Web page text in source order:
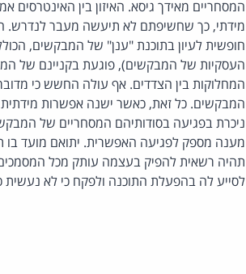
המסחריים מאידך גיסא. האיזון בין האינטרסים
מידתי, כך שחשיפתם לא תיעשה מעבר
חופשית לעיון בתוכנת "ענן" של המבקשים,
העסקיות של המבקשים), פוגעת בקניינם של
המחלוקות בין הצדדים. אף עולה החשש כי
המבקשים. כל זאת, כאשר ישנה אפשרות
ניכרת בפגיעה בסודותיהם המסחריים של
מענה מספק לפגיעה האפשרית. יתואם מועד
תהיה רשאית להפיק בעצמה עותק מכל
לסייע לה בהפעלת התוכנה ולפקח כי לא